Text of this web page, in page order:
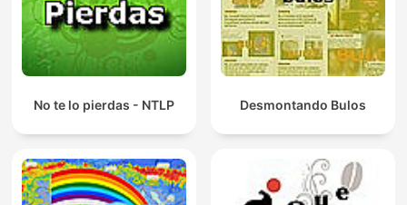
No te lo pierdas - NTLP Desmontando Bulos